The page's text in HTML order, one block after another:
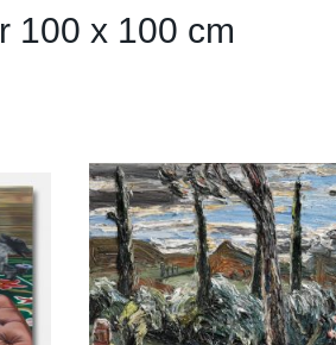
100 x 100 cm